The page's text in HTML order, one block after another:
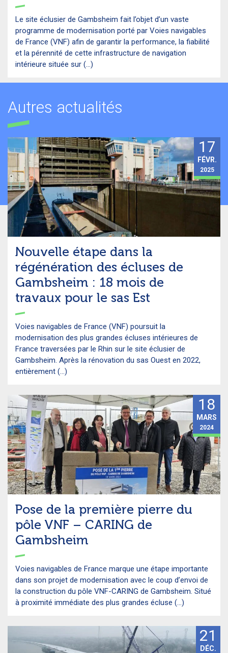
Le site éclusier de Gambsheim fait l’objet d’un vaste
programme de modernisation porté par Voies navigables
de France (VNF) afin de garantir la performance, la fiabilité
et la pérennité de cette infrastructure de navigation
intérieure située sur (...)
Autres actualités
Nouvelle étape dans la
régénération des écluses de
Gambsheim : 18 mois de
travaux pour le sas Est
Voies navigables de France (VNF) poursuit la
modernisation des plus grandes écluses intérieures de
France traversées par le Rhin sur le site éclusier de
Gambsheim. Après la rénovation du sas Ouest en 2022,
entièrement (...)
17
FÉVR.
2025
Pose de la première pierre du
pôle VNF – CARING de
Gambsheim
Voies navigables de France marque une étape importante
dans son projet de modernisation avec le coup d’envoi de
la construction du pôle VNF-CARING de Gambsheim. Situé
à proximité immédiate des plus grandes écluse (...)
18
MARS
2024
21
DÉC.